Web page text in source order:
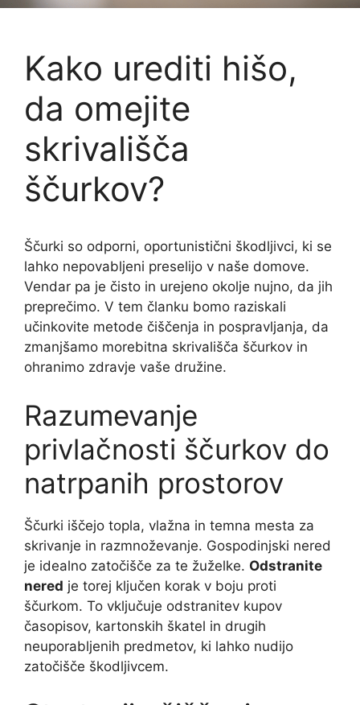
Kako urediti hišo,
da omejite
skrivališča
ščurkov?
Ščurki so odporni, oportunistični škodljivci, ki se
lahko nepovabljeni preselijo v naše domove.
Vendar pa je čisto in urejeno okolje nujno, da jih
preprečimo. V tem članku bomo raziskali
učinkovite metode čiščenja in pospravljanja, da
zmanjšamo morebitna skrivališča ščurkov in
ohranimo zdravje vaše družine.
Razumevanje
privlačnosti ščurkov do
natrpanih prostorov
Ščurki iščejo topla, vlažna in temna mesta za
skrivanje in razmnoževanje. Gospodinjski nered
je idealno zatočišče za te žuželke. Odstranite
nered je torej ključen korak v boju proti
ščurkom. To vključuje odstranitev kupov
časopisov, kartonskih škatel in drugih
neuporabljenih predmetov, ki lahko nudijo
zatočišče škodljivcem.